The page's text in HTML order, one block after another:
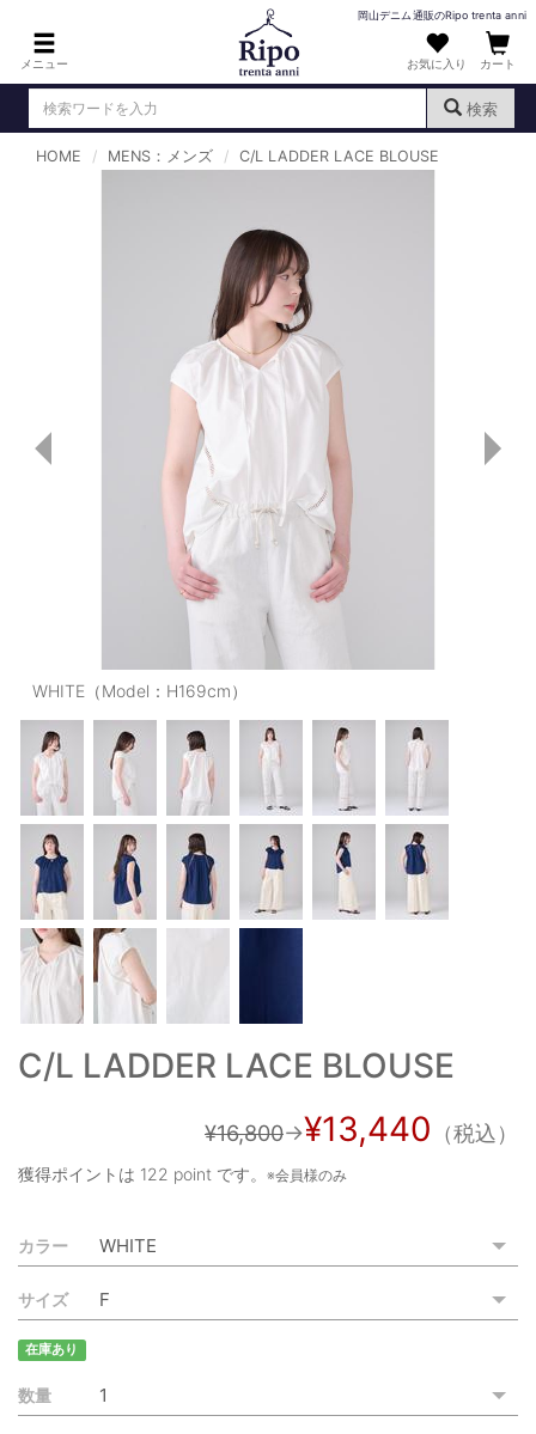
メニュー
岡山デニム通販のRipo trenta anni
お気に入り カート
検索
TOPS : トップス
T-SHIRT : Tシャツ
KNIT : ニット
SHIRT : シャツ
OUTERS : アウター
LADIES : レディース
PANTS/SKIRT : パンツ・スカート
TOPS : トップス
OUTERS : アウター
OUTLET : アウトレット
MENS : メンズ
LADIES : レディース
新規会員登録
特定商取引法に基づく表記
お問い合わせ
HOME MENS：メンズ C/L LADDER LACE BLOUSE
WHITE（Model：H169cm）
C/L LADDER LACE BLOUSE
¥16,800→¥13,440 （税込）
獲得ポイントは 122 point です。 ※会員様のみ
カラー
サイズ
在庫あり
数量